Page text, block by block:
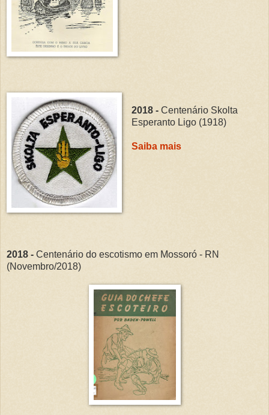
2018 - Centenário Skolta
Esperanto Ligo (1918)
Saiba mais
2018 - Centenário do escotismo em Mossoró - RN
(Novembro/2018)